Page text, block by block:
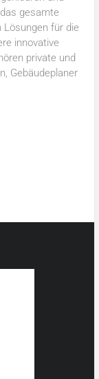
gesamte
Lösungen für die
innovative
private und
Gebäudeplaner